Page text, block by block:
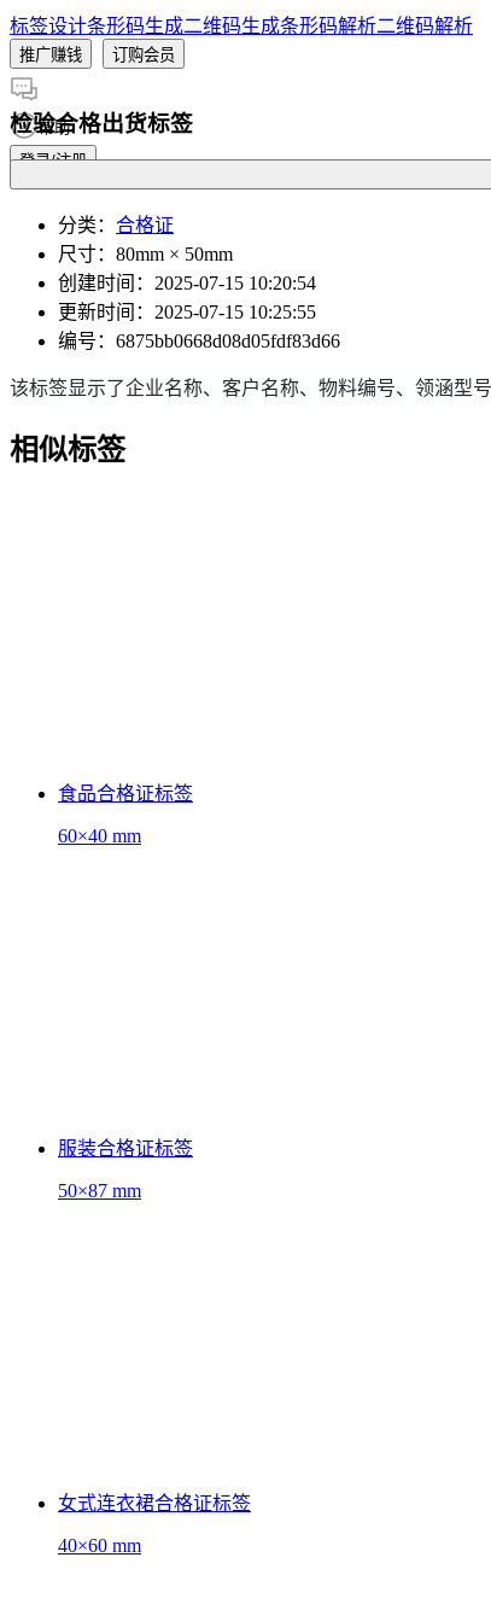
标签设计条形码生成二维码生成条形码解析二维码解析
推广赚钱 订购会员
帮助
登录/注册
检验合格出货标签
分类 ： 合格证
尺寸：80mm × 50mm
创建时间 ：2025-07-15 10:20:54
更新时间 ：2025-07-15 10:25:55
编号 ：6875bb0668d08d05fdf83d66
该标签显示了企业名称、客户名称、物料编号、领涵型
相似标签
食品合格证标签
60×40 mm
服装合格证标签
50×87 mm
女式连衣裙合格证标签
40×60 mm